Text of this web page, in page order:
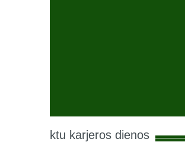
ktu karjeros dienos